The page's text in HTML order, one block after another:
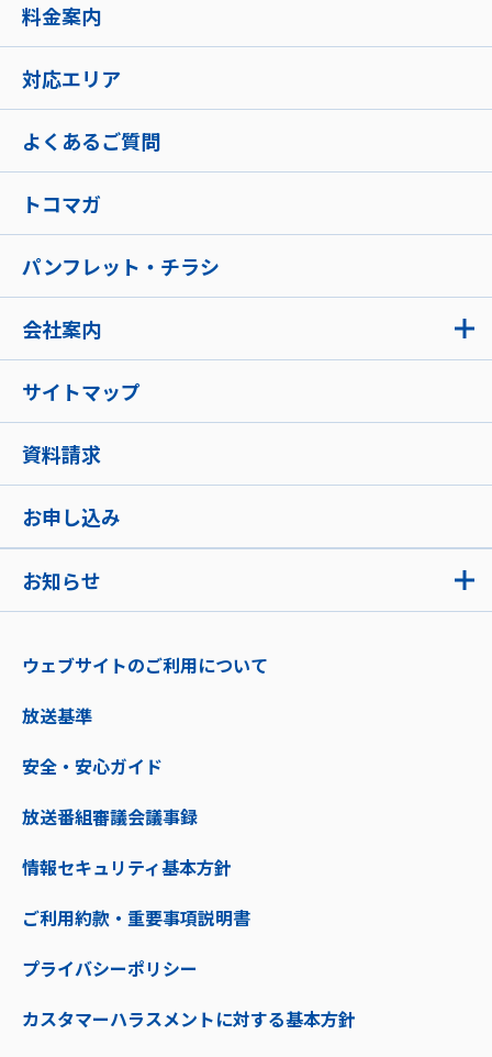
お知らせ
料金案内
対応エリア
よくあるご質問
トコマガ
パンフレット・チラシ
会社案内
サイトマップ
資料請求
お申し込み
ウェブサイトのご利用について
放送基準
安全・安心ガイド
放送番組審議会議事録
情報セキュリティ基本方針
ご利用約款・重要事項説明書
プライバシーポリシー
カスタマーハラスメントに対する基本方針